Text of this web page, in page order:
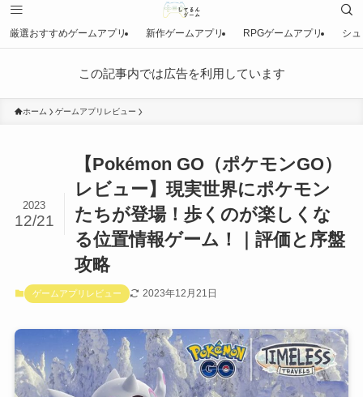
厳選おすすめゲームアプリ 新作ゲームアプリ RPGゲームアプリ シ
この記事内では広告を利用しています
ホーム ゲームアプリレビュー
【Pokémon GO（ポケモンGO）
レビュー】現実世界にポケモン
たちが登場！歩くのが楽しくな
る位置情報ゲーム！｜評価と序盤
攻略
2023
12/21
ゲームアプリレビュー 2023年12月21日